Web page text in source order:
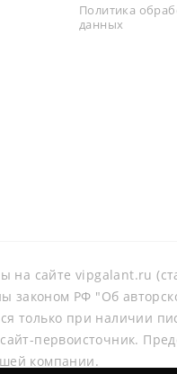
Политика
данных
на сайте vipgalant.ru
РФ "Об
только при наличии
первоисточник.
компании.